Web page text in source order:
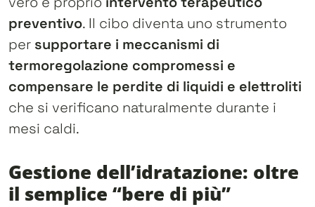
preventivo. Il cibo diventa uno strumento
per supportare i meccanismi di
termoregolazione compromessi e
compensare le perdite di liquidi e elettroliti
che si verificano naturalmente durante i
mesi caldi.
Gestione dell’idratazione: oltre
il semplice “bere di più”